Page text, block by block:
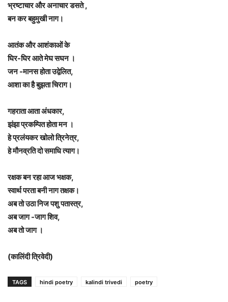
भ्रष्टाचार और अनाचार डसते ,
बन कर बहुमुखी नाग।
आतंक और आशंकाओं के
घिर-घिर आते मेघ सघन ।
जन -मानस होता उद्वेलित,
आशा का है बुझता चिराग।
गहराता आता अंधकार,
झंझा प्रकम्पित होता मन ।
हे प्रलंयकर खोलो त्रिनेत्र,
हे मौनव्रति दो समाधि त्याग।
रक्षक बन रहा आज भक्षक,
स्वार्थ परता बनी नाग तक्षक।
अब तो उठा निज पशु पतास्त्र,
अब जाग -जाग शिव,
अब तो जाग ।
(कालिंदी त्रिवेदी)
TAGS hindi poetry kalindi trivedi poetry